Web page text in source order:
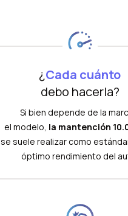
¿Cada cuánto
debo hacerla?
Si bien depende de la
el modelo, la mantención
se suele realizar como
óptimo rendimiento del